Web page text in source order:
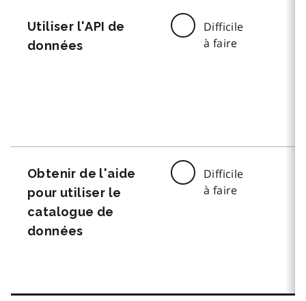
Utiliser l'API de
données
Difficile
à faire
Obtenir de l'aide
pour utiliser le
catalogue de
données
Difficile
à faire